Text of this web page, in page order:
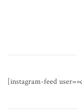
[instagram-feed